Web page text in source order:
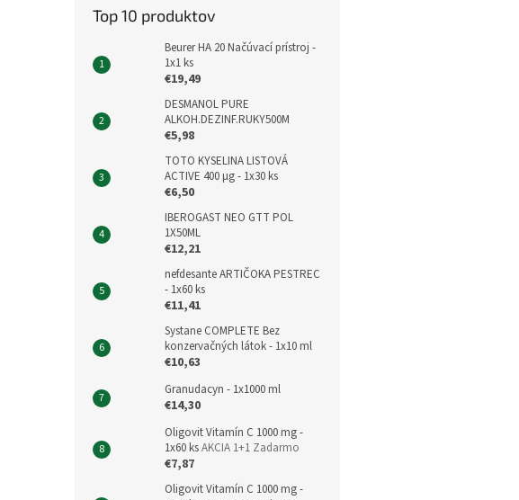
Top 10 produktov
Beurer HA 20 Načúvací prístroj -
1x1 ks
€19,49
DESMANOL PURE
ALKOH.DEZINF.RUKY500M
€5,98
TOTO KYSELINA LISTOVÁ
ACTIVE 400 μg - 1x30 ks
€6,50
IBEROGAST NEO GTT POL
1X50ML
€12,21
nefdesante ARTIČOKA PESTREC
- 1x60 ks
€11,41
Systane COMPLETE Bez
konzervačných látok - 1x10 ml
€10,63
Granudacyn - 1x1000 ml
€14,30
Oligovit Vitamín C 1000 mg -
1x60 ksAKCIA 1+1 Zadarmo
€7,87
Oligovit Vitamín C 1000 mg -